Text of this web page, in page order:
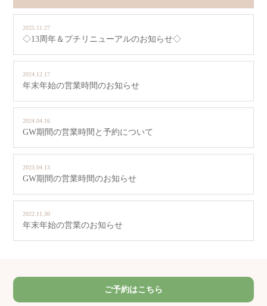
2025.11.27
◇13周年＆プチリニューアルのお知らせ◇
2024.12.17
年末年始の営業時間のお知らせ
2024.04.16
GW期間の営業時間と予約について
2023.04.13
GW期間の営業時間のお知らせ
2022.11.30
年末年始の営業のお知らせ
ご予約はこちら